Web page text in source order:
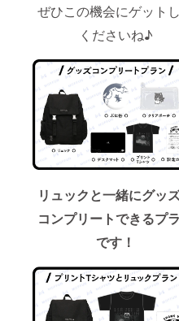
ぜひこの機会にゲット
くださいね♪
リュックと一緒にグッ
コンプリートできるプ
です！